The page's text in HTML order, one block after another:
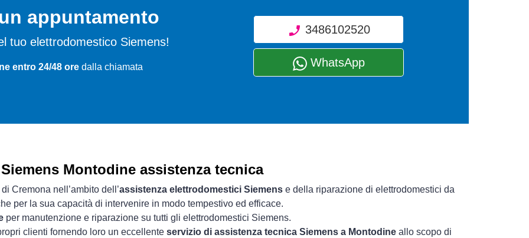
appuntamento
tuo elettrodomestico Siemens!
entro 24/48 oredalla chiamata
3486102520
WhatsApp
Siemens Montodine assistenza tecnica
Cremona nell’ambito dell’assistenza elettrodomestici Siemens e della riparazione di elettrodomestici da
per la sua capacità di intervenire in modo tempestivo ed efficace.
per manutenzione e riparazione su tutti gli elettrodomestici Siemens.
clienti fornendo loro un eccellente servizio di assistenza tecnica Siemens a Montodine allo scopo di